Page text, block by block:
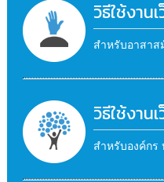
วิธีใช้งาน
สำหรับอาสา
วิธีใช้งาน
สำหรับองค์กร